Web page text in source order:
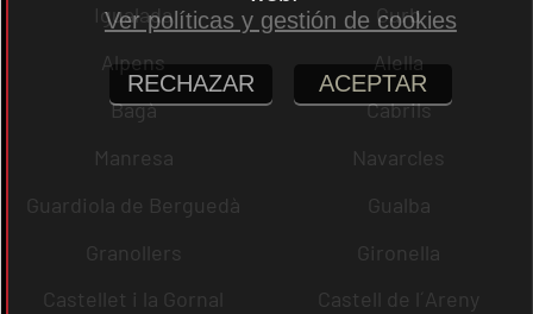
Igualada
Gurb
Alpens
Alella
Bagà
Cabrils
Manresa
Navarcles
Guardiola de Berguedà
Gualba
Granollers
Gironella
Castellet i la Gornal
Castell de l´Areny
Ver políticas y gestión de cookies
RECHAZAR ACEPTAR